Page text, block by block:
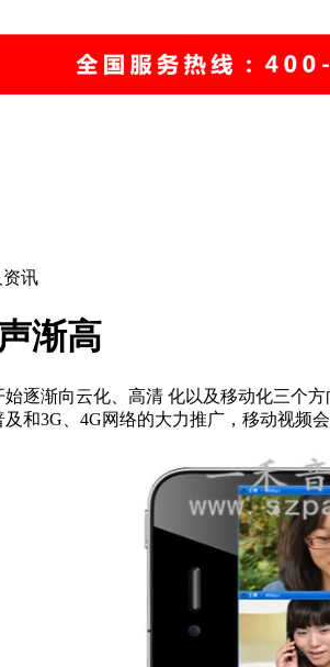
讯
渐高
逐渐向云化、高清 化以及移动化三个
3G、4G网络的大力推广，移动视频